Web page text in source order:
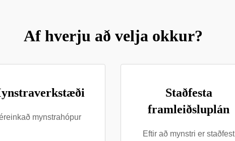
Af hverju að velja okkur?
mynstrahópur
Staðfesta
framleiðsluplán
Eftir að mynstri er staðfest